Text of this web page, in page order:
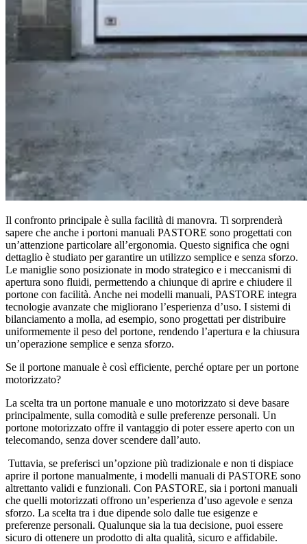
Il confronto principale è sulla facilità di manovra. Ti sorprenderà
sapere che anche i portoni manuali PASTORE sono progettati con
un’attenzione particolare all’ergonomia. Questo significa che ogni
dettaglio è studiato per garantire un utilizzo semplice e senza sforzo.
Le maniglie sono posizionate in modo strategico e i meccanismi di
apertura sono fluidi, permettendo a chiunque di aprire e chiudere il
portone con facilità. Anche nei modelli manuali, PASTORE integra
tecnologie avanzate che migliorano l’esperienza d’uso. I sistemi di
bilanciamento a molla, ad esempio, sono progettati per distribuire
uniformemente il peso del portone, rendendo l’apertura e la chiusura
un’operazione semplice e senza sforzo.
Se il portone manuale è così efficiente, perché optare per un portone
motorizzato?
La scelta tra un portone manuale e uno motorizzato si deve basare
principalmente, sulla comodità e sulle preferenze personali. Un
portone motorizzato offre il vantaggio di poter essere aperto con un
telecomando, senza dover scendere dall’auto.
Tuttavia, se preferisci un’opzione più tradizionale e non ti dispiace
aprire il portone manualmente, i modelli manuali di PASTORE sono
altrettanto validi e funzionali. Con PASTORE, sia i portoni manuali
che quelli motorizzati offrono un’esperienza d’uso agevole e senza
sforzo. La scelta tra i due dipende solo dalle tue esigenze e
preferenze personali. Qualunque sia la tua decisione, puoi essere
sicuro di ottenere un prodotto di alta qualità, sicuro e affidabile.